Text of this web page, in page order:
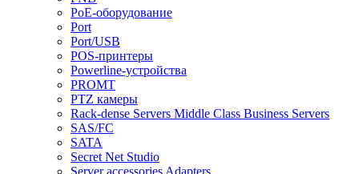
PoE-оборудование
Port
Port/USB
POS-принтеры
Powerline-устройства
PROMT
PTZ камеры
Rack-dense Servers Middle Class Business Servers
SAS/FC
SATA
Secret Net Studio
Server accessories Adapters